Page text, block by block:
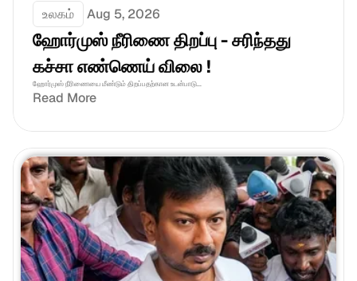
உலகம் Aug 5, 2026
ஹோர்முஸ் நீரிணை திறப்பு - சரிந்தது
கச்சா எண்ணெய் விலை !
ஹோர்முஸ் நீரிணையை மீண்டும் திறப்பதற்கான உடன்பாடு...
Read More